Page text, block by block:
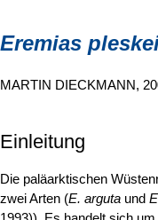
Eremias
MARTIN DIECKMANN,
Einleitung
Die paläarktischen
zwei Arten (E. arguta und